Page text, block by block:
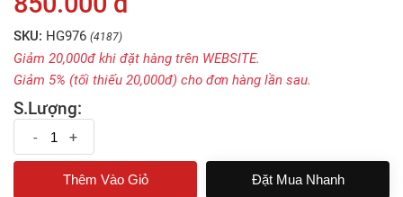
SKU: HG976 (4187)
Giảm 20,000đ khi đặt hàng trên WEBSITE.
Giảm 5% (tối thiếu 20,000đ) cho đơn hàng lần sau.
S.Lượng:
- +
Đặt Mua Nhanh